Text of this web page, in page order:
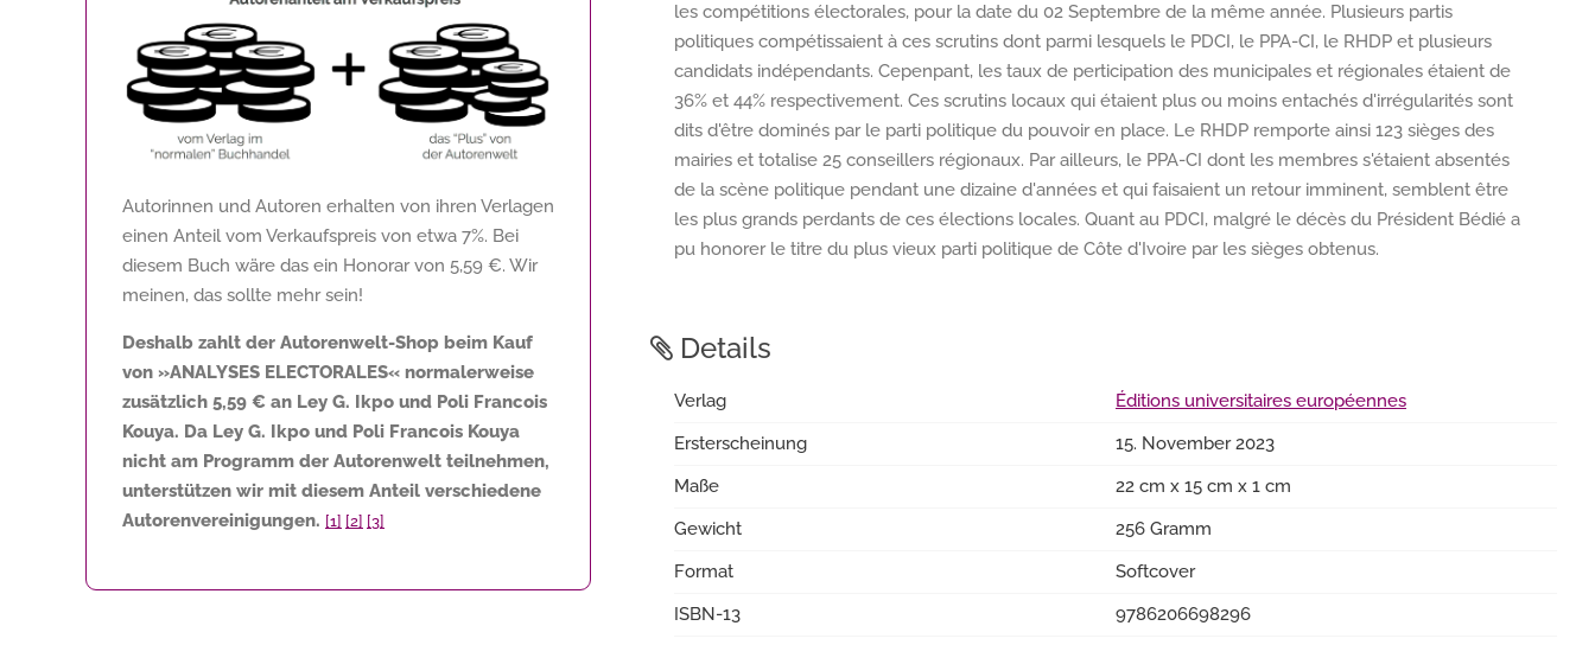
Autorinnen und Autoren erhalten von ihren Verlagen
einen Anteil vom Verkaufspreis von etwa 7%. Bei
diesem Buch wäre das ein Honorar von 5,59 €. Wir
meinen, das sollte mehr sein!
Deshalb zahlt der Autorenwelt-Shop beim Kauf
von »ANALYSES ELECTORALES« normalerweise
zusätzlich 5,59 € an Ley G. Ikpo und Poli Francois
Kouya. Da Ley G. Ikpo und Poli Francois Kouya
nicht am Programm der Autorenwelt teilnehmen,
unterstützen wir mit diesem Anteil verschiedene
Autorenvereinigungen. [1] [2] [3]
les compétitions électorales, pour la date du 02 Septembre de la même année. Plusieurs partis
politiques compétissaient à ces scrutins dont parmi lesquels le PDCI, le PPA-CI, le RHDP et plusieurs
candidats indépendants. Cepenpant, les taux de perticipation des municipales et régionales étaient de
36% et 44% respectivement. Ces scrutins locaux qui étaient plus ou moins entachés d'irrégularités sont
dits d'être dominés par le parti politique du pouvoir en place. Le RHDP remporte ainsi 123 sièges des
mairies et totalise 25 conseillers régionaux. Par ailleurs, le PPA-CI dont les membres s'étaient absentés
de la scène politique pendant une dizaine d'années et qui faisaient un retour imminent, semblent être
les plus grands perdants de ces élections locales. Quant au PDCI, malgré le décès du Président Bédié a
pu honorer le titre du plus vieux parti politique de Côte d'Ivoire par les sièges obtenus.
Details
Verlag
Éditions universitaires européennes
Ersterscheinung
15. November 2023
Maße
22 cm x 15 cm x 1 cm
Gewicht
256 Gramm
Format
Softcover
ISBN-13
9786206698296